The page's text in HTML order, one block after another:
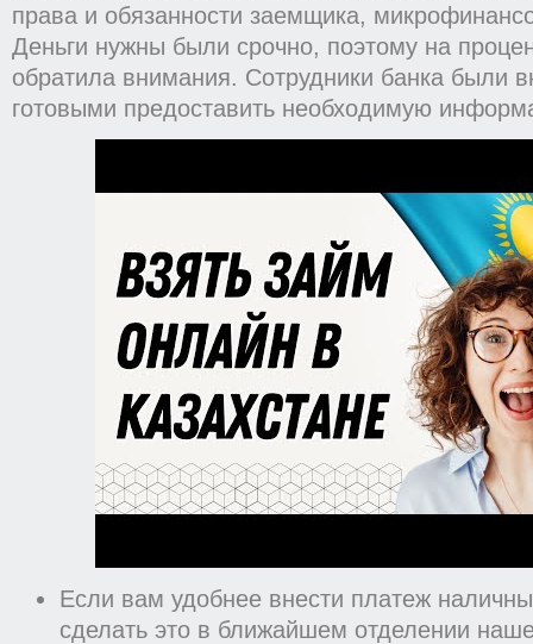
права и обязанности заемщика,
Деньги нужны были срочно, поэтому на
обратила внимания. Сотрудники банка были
готовыми предоставить необходимую
Если вам удобнее внести платеж
сделать это в ближайшем отделении